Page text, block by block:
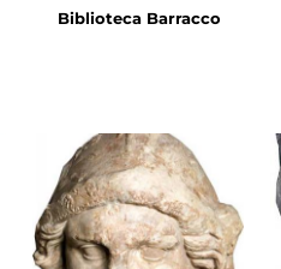
Biblioteca Barracco